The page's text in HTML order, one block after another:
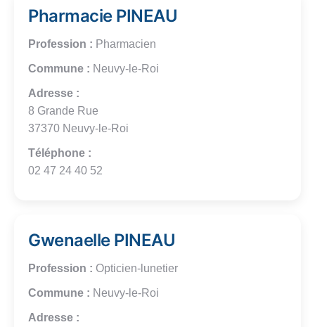
Pharmacie PINEAU
Profession : Pharmacien
Commune : Neuvy-le-Roi
Adresse :
8 Grande Rue
37370 Neuvy-le-Roi
Téléphone :
02 47 24 40 52
Gwenaelle PINEAU
Profession : Opticien-lunetier
Commune : Neuvy-le-Roi
Adresse :